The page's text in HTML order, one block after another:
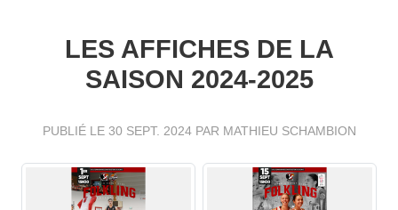
LES AFFICHES DE LA
SAISON 2024-2025
PUBLIÉ LE 30 SEPT. 2024PAR MATHIEU SCHAMBION